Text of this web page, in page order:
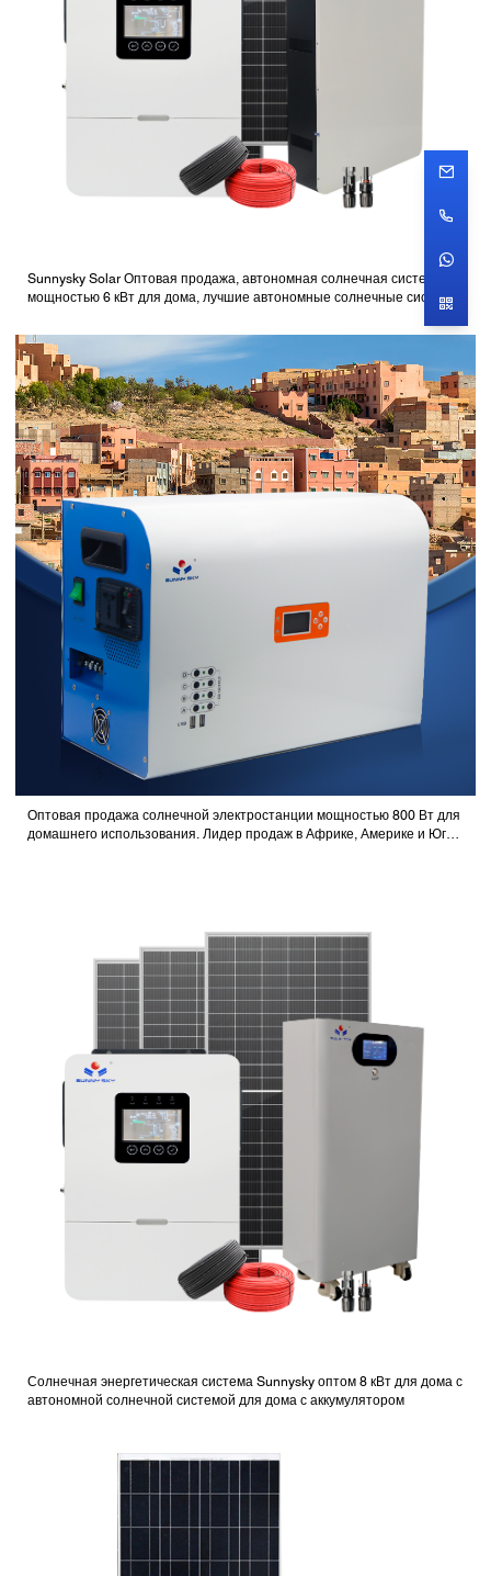
Sunnysky Solar Оптовая продажа, автономная солнечная система
мощностью 6 кВт для дома, лучшие автономные солнечные системы
Оптовая продажа солнечной электростанции мощностью 800 Вт для
домашнего использования. Лидер продаж в Африке, Америке и Юго-
Солнечная энергетическая система Sunnysky оптом 8 кВт для дома с
автономной солнечной системой для дома с аккумулятором